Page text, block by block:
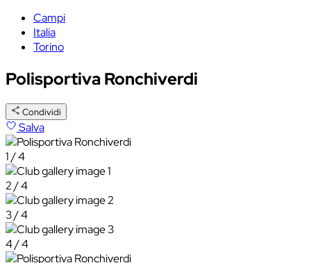
Campi
Italia
Torino
Polisportiva Ronchiverdi
Condividi
Salva
1 / 4
2 / 4
3 / 4
4 / 4